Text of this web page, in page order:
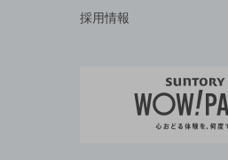
採用情報